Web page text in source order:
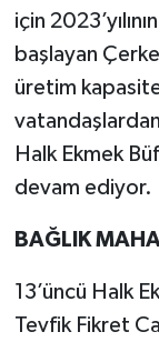
için
başlayan
üretim
Halk Ekmek
devam ediyor.
BAĞLIK
13’üncü Halk
Tevfik Fikret